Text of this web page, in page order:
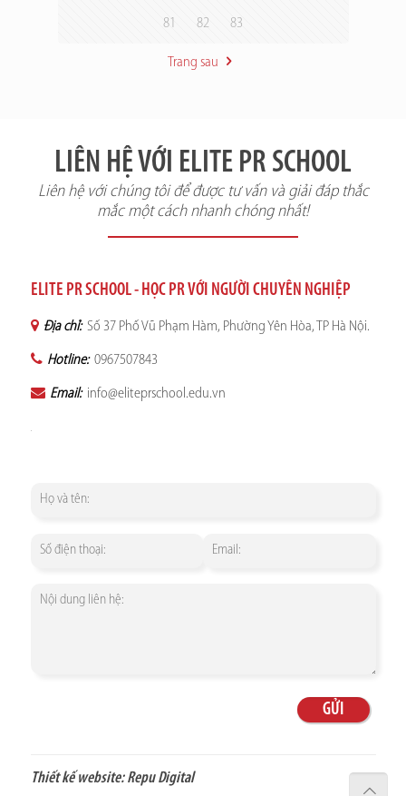
81 82 83
Trang sau
LIÊN HỆ VỚI ELITE PR SCHOOL
Liên hệ với chúng tôi để được tư vấn và giải đáp thắc
mắc một cách nhanh chóng nhất!
ELITE PR SCHOOL - HỌC PR VỚI NGƯỜI CHUYÊN NGHIỆP
Địa chỉ: Số 37 Phố Vũ Phạm Hàm, Phường Yên Hòa, TP Hà Nội.
Hotline: 0967507843
Email: info@eliteprschool.edu.vn
Thiết kế website:Repu Digital